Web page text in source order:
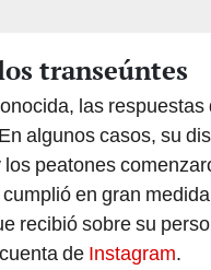
transeúntes
las respuestas
algunos casos, su
peatones
en gran
recibió sobre su
de Instagram.